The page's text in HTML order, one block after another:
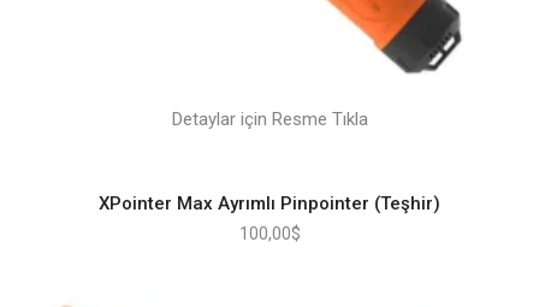
Detaylar için Resme Tıkla
XPointer Max Ayrımlı Pinpointer (Teşhir)
100,00$